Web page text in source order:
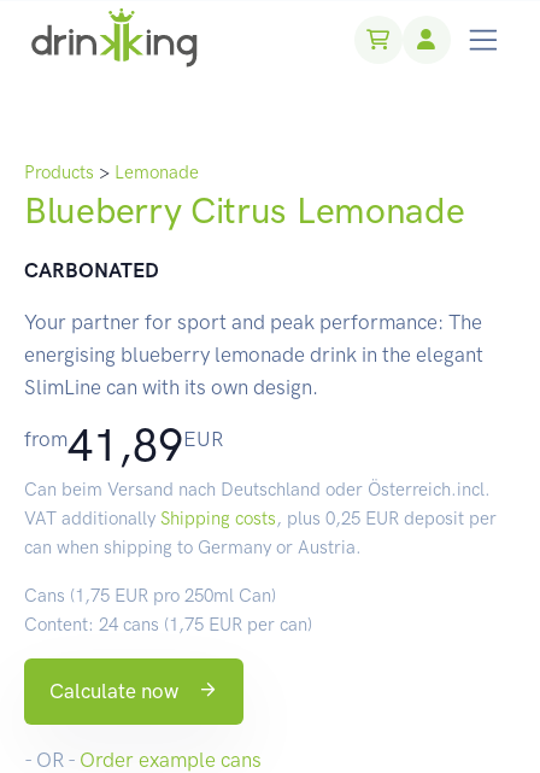
Products > Lemonade
Blueberry Citrus Lemonade
CARBONATED
Your partner for sport and peak performance: The
energising blueberry lemonade drink in the elegant
SlimLine can with its own design.
from41,89EUR
Can beim Versand nach Deutschland oder Österreich.incl.
VAT additionally Shipping costs, plus 0,25 EUR deposit per
can when shipping to Germany or Austria.
Cans (1,75 EUR pro 250ml Can)
Content: 24 cans (1,75 EUR per can)
Calculate now
- OR - Order example cans